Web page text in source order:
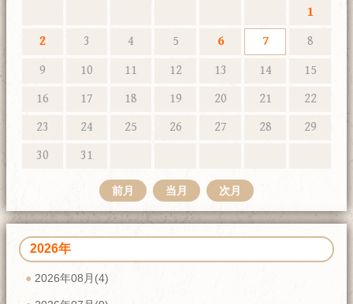
1
2
3 4 5 6 7
8
9
10 11 12 13 14
15
16
17 18 19 20 21
22
23
24 25 26 27 28
29
30
31
前月 当月 次月
2026年
2026年08月(4)